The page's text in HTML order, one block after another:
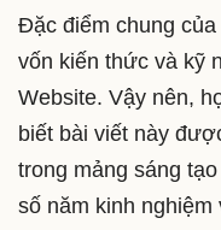
Đặc điểm chung
vốn kiến thức và kỹ
Website. Vậy nên,
biết bài viết này
trong mảng sáng
số năm kinh